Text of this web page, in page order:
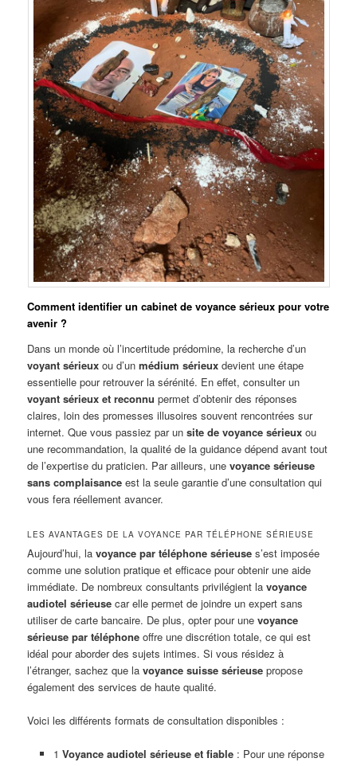
Comment identifier un cabinet de voyance sérieux pour votre
avenir ?
Dans un monde où l’incertitude prédomine, la recherche d’un
voyant sérieux ou d’unmédium sérieux devient une étape
essentielle pour retrouver la sérénité. En effet, consulter un
voyant sérieux et reconnu permet d’obtenir des réponses
claires, loin des promesses illusoires souvent rencontrées sur
internet. Que vous passiez par unsite de voyance sérieux ou
une recommandation, la qualité de la guidance dépend avant tout
de l’expertise du praticien. Par ailleurs, unevoyance sérieuse
sans complaisance est la seule garantie d’une consultation qui
vous fera réellement avancer.
LES AVANTAGES DE LA VOYANCE PAR TÉLÉPHONE SÉRIEUSE
Aujourd’hui, lavoyance par téléphone sérieuse s’est imposée
comme une solution pratique et efficace pour obtenir une aide
immédiate. De nombreux consultants privilégient lavoyance
audiotel sérieuse car elle permet de joindre un expert sans
utiliser de carte bancaire. De plus, opter pour unevoyance
sérieuse par téléphone offre une discrétion totale, ce qui est
idéal pour aborder des sujets intimes. Si vous résidez à
l’étranger, sachez que lavoyance suisse sérieuse propose
également des services de haute qualité.
Voici les différents formats de consultation disponibles :
1 Voyance audiotel sérieuse et fiable: Pour une réponse